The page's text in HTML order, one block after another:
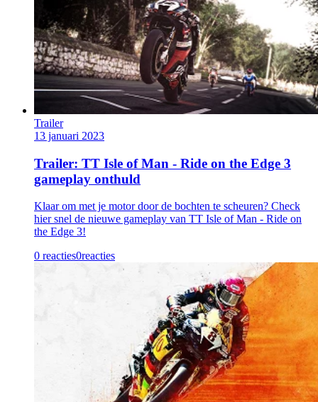
Trailer
13 januari 2023
Trailer: TT Isle of Man - Ride on the Edge 3
gameplay onthuld
Klaar om met je motor door de bochten te scheuren? Check
hier snel de nieuwe gameplay van TT Isle of Man - Ride on
the Edge 3!
0 reacties0reacties